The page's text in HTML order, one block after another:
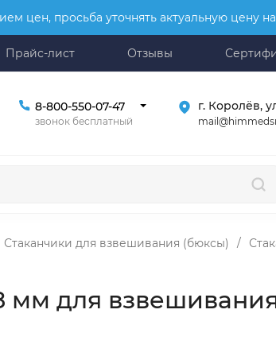
цен, просьба уточнять актуальную цену
Прайс-лист Отзывы
8-800-550-07-47
звонок бесплатный
г. Королёв,
Стаканчики для взвешивания (бюксы) /
мм для